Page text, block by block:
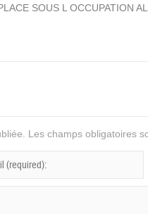
SOUS L OCCUPATION
Les champs obligatoires